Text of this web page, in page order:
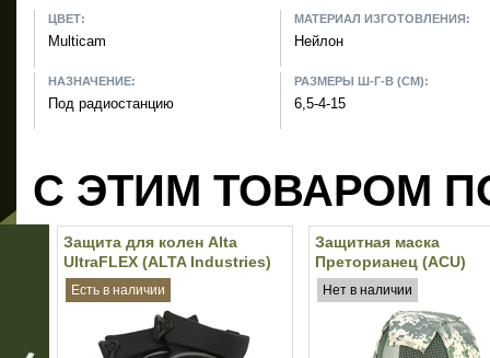
ЦВЕТ:
Multicam
МАТЕРИАЛ ИЗГОТОВЛЕНИЯ:
Нейлон
НАЗНАЧЕНИЕ:
Под радиостанцию
РАЗМЕРЫ Ш-Г-В (СМ):
6,5-4-15
С ЭТИМ ТОВАРОМ
Защита для колен Alta
UltraFLEX (ALTA Industries)
(Black)
Есть в наличии
Защитная маска
Преторианец (ACU)
Нет в наличии